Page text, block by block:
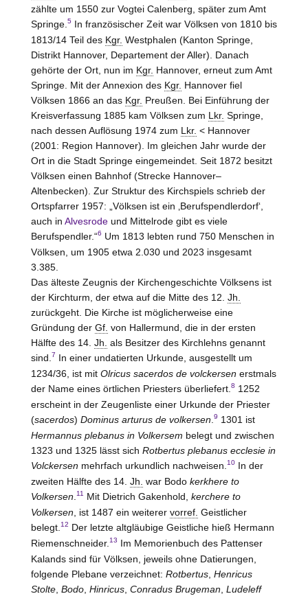
zählte um 1550 zur Vogtei Calenberg, später zum Amt
Springe. 5In französischer Zeit war Völksen von 1810 bis
1813/14 Teil des Kgr. Westphalen (Kanton Springe,
Distrikt Hannover, Departement der Aller). Danach
gehörte der Ort, nun im Kgr. Hannover, erneut zum Amt
Springe. Mit der Annexion des Kgr. Hannoverfiel
Völksen 1866 an das Kgr. Preußen. Bei Einführung der
Kreisverfassung 1885 kam Völksen zum Lkr. Springe,
nach dessen Auflösung 1974 zum Lkr. < Hannover
(2001: Region Hannover). Im gleichen Jahr wurde der
Ort in die Stadt Springe eingemeindet. Seit 1872 besitzt
Völksen einen Bahnhof (Strecke Hannover–
Altenbecken). Zur Struktur des Kirchspiels schrieb der
Ortspfarrer 1957: „Völksen ist ein ‚Berufspendlerdorf‘,
auch in Alvesrodeund Mittelrode gibt es viele
Berufspendler.“6 Um 1813 lebten rund 750 Menschen in
Völksen, um 1905 etwa 2.030 und 2023 insgesamt
3.385.
Das älteste Zeugnis der Kirchengeschichte Völksens ist
der Kirchturm, der etwa auf die Mitte des 12. Jh.
zurückgeht. Die Kirche ist möglicherweise eine
Gründung der Gf. von Hallermund , die in der ersten
Hälfte des 14. Jh. als Besitzer des Kirchlehns genannt
sind. 7 In einer undatierten Urkunde, ausgestellt um
1234/36, ist mit Olricus sacerdos de volckersen erstmals
der Name eines örtlichen Priesters überliefert. 8 1252
erscheint in der Zeugenliste einer Urkunde der Priester
(sacerdos) Dominus arturus de volkersen 9 1301 ist
Hermannus plebanus in Volkersem belegt und zwischen
1323 und 1325 lässt sich Rotbertus plebanus ecclesie in
Volckersen mehrfach urkundlich nachweisen. 10In der
zweiten Hälfte des 14. Jh. war Bodo kerkhere to
Volkersen 11 Mit Dietrich Gakenhold, kerchere to
Volkersen , ist 1487 ein weiterer vorref. Geistlicher
belegt. 12 Der letzte altgläubige Geistliche hieß Hermann
Riemenschneider. 13 Im Memorienbuch des Pattenser
Kalands sind für Völksen, jeweils ohne Datierungen,
folgende Plebane verzeichnet: Rotbertus, Henricus
Stolte, Bodo, Hinricus, Conradus Brugeman Ludeleff